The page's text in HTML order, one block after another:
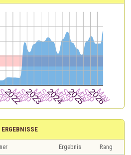
ERGEBNISSE
Ergebnis
Rang